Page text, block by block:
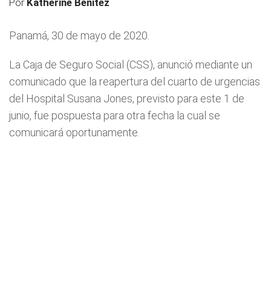
Panamá, 30 de mayo de 2020.
La Caja de Seguro Social (CSS), anunció mediante un
comunicado que la reapertura del cuarto de urgencias
del Hospital Susana Jones, previsto para este 1 de
junio, fue pospuesta para otra fecha la cual se
comunicará oportunamente.